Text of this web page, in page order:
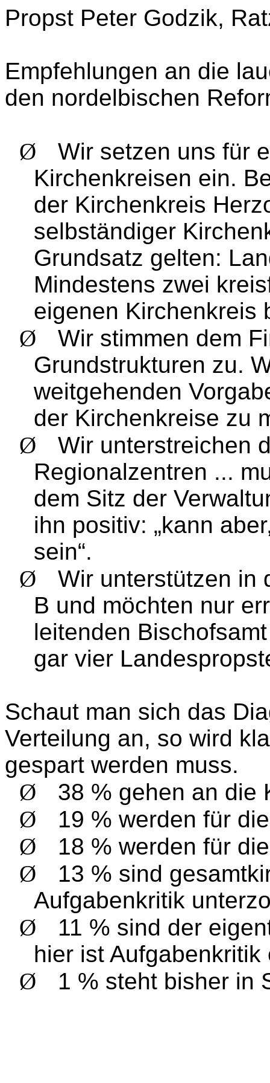
Propst Peter Godzik,
Empfehlungen an die
den nordelbischen
Ø
Wir setzen uns für
Kirchenkreisen ein.
der Kirchenkreis
selbständiger
Grundsatz gelten:
Mindestens zwei
eigenen Kirchenkreis
Ø
Wir stimmen dem
Grundstrukturen zu.
weitgehenden
der Kirchenkreise zu
Ø
Wir unterstreichen
Regionalzentren ...
dem Sitz der
ihn positiv: „kann
sein“.
Ø
Wir unterstützen in
B und möchten nur
leitenden
gar vier
Schaut man sich das
Verteilung an, so wird
gespart werden muss.
Ø
38 % gehen an die
Ø
19 % werden für
Ø
18 % werden für
Ø
13 % sind
Aufgabenkritik
Ø
11 % sind der
hier ist Aufgabenkritik
Ø
1 % steht bisher in